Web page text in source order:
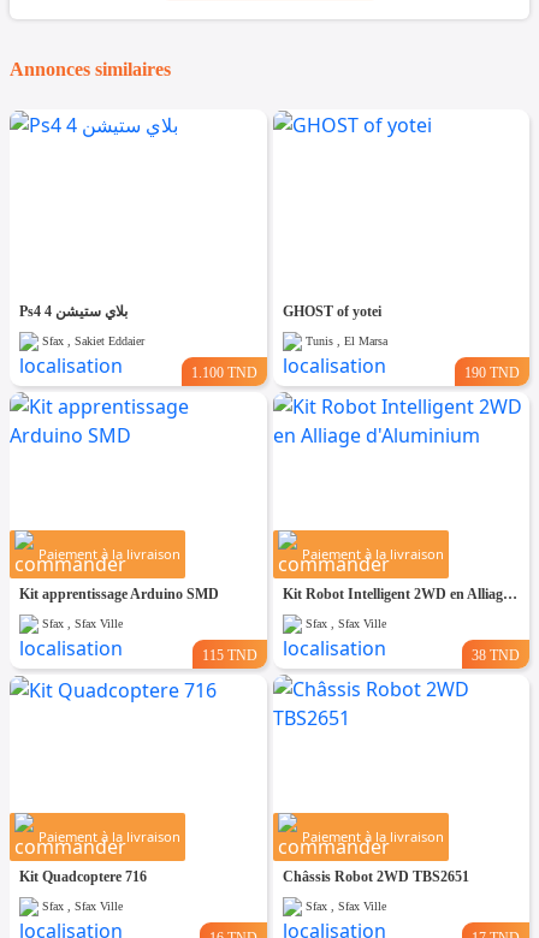
Annonces similaires
Ps4 بلاي ستيشن 4
Sfax , Sakiet Eddaier
1.100 TND
GHOST of yotei
Tunis , El Marsa
190 TND
Paiement à la livraison
Kit apprentissage Arduino SMD
Sfax , Sfax Ville
115 TND
Paiement à la livraison
Kit Robot Intelligent 2WD en Alliage d'Aluminium
Sfax , Sfax Ville
38 TND
Paiement à la livraison
Kit Quadcoptere 716
Sfax , Sfax Ville
Paiement à la livraison
Châssis Robot 2WD TBS2651
Sfax , Sfax Ville